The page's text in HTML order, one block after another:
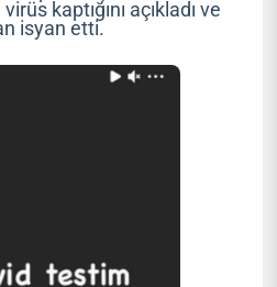
kaptığını açıkladı ve
isyan etti.